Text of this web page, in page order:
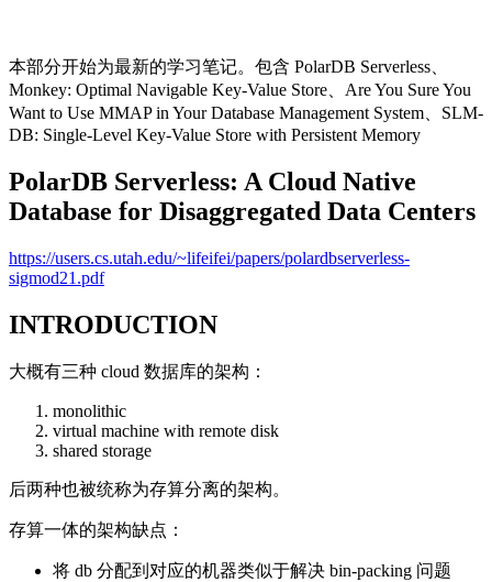
本部分开始为最新的学习笔记。包含 PolarDB Serverless、
Monkey: Optimal Navigable Key-Value Store、Are You Sure You
Want to Use MMAP in Your Database Management System、SLM-
DB: Single-Level Key-Value Store with Persistent Memory
PolarDB Serverless: A Cloud Native
Database for Disaggregated Data Centers
https://users.cs.utah.edu/~lifeifei/papers/polardbserverless-
sigmod21.pdf
INTRODUCTION
大概有三种 cloud 数据库的架构：
monolithic
virtual machine with remote disk
shared storage
后两种也被统称为存算分离的架构。
存算一体的架构缺点：
将 db 分配到对应的机器类似于解决 bin-packing 问题